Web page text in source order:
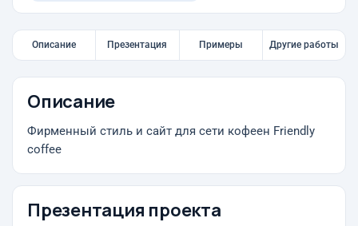
Описание Презентация Примеры Другие работы
Описание
Фирменный стиль и сайт для сети кофеен Friendly
coffee
Презентация проекта